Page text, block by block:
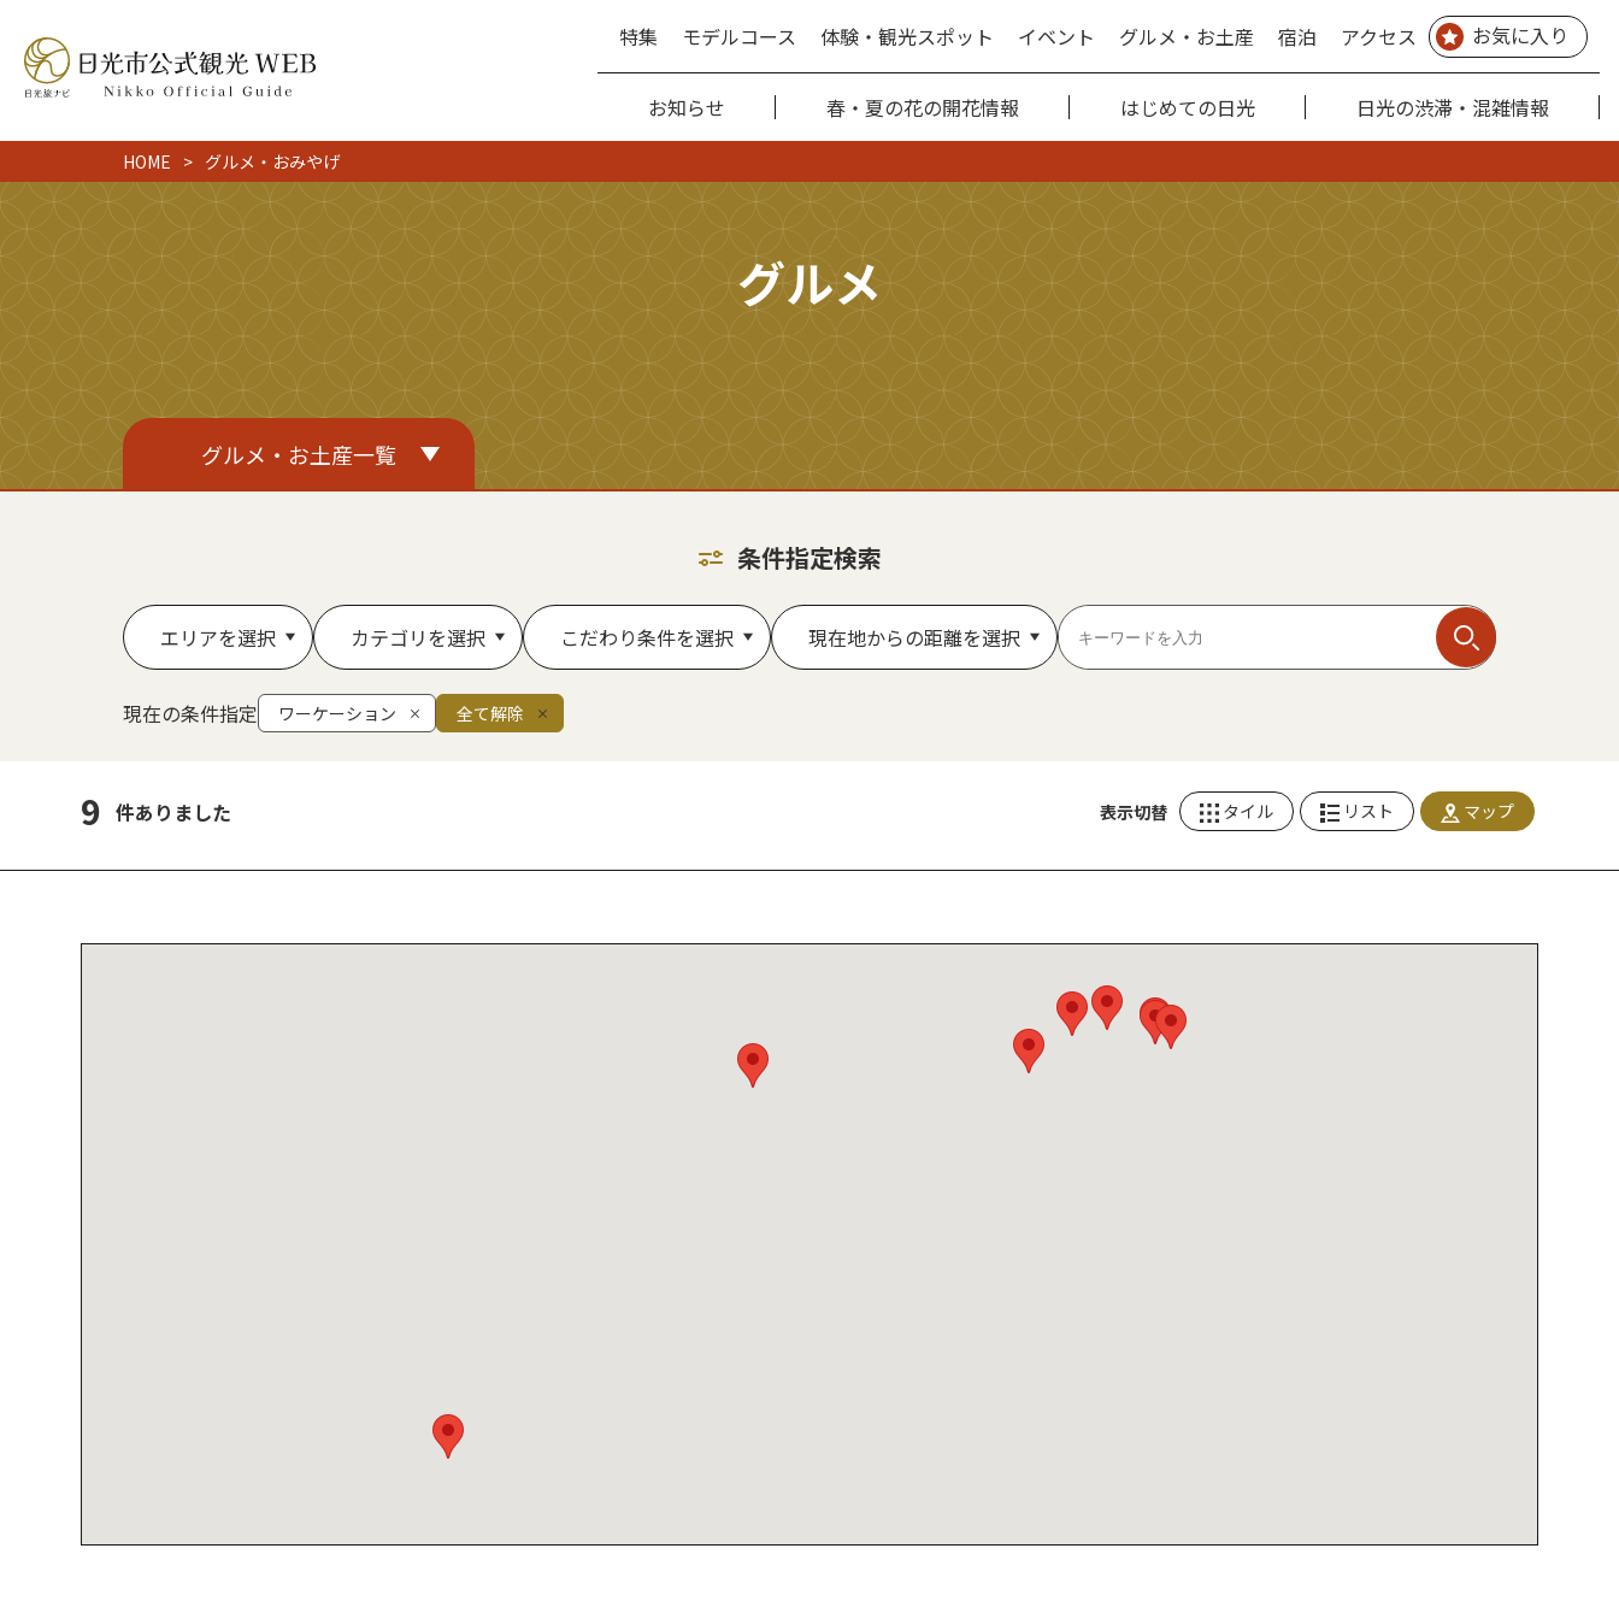
特集 モデルコース 体験・観光スポット イベント グルメ・お土産 宿泊 アクセス お気に入り
お知らせ 春・夏の花の開花情報 はじめての日光 日光の渋滞・混雑情報
HOME グルメ・おみやげ
グルメ
グルメ・お土産一覧
条件指定検索
エリアを選択 カテゴリを選択 こだわり条件を選択 現在地からの距離を選択
現在の条件指定 ワーケーション 全て解除
9 件ありました 表示切替 タイル リスト マップ